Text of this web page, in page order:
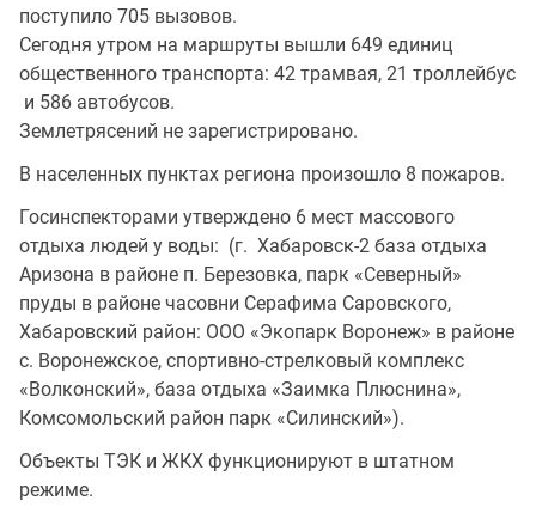
поступило 705 вызовов.
Сегодня утром на маршруты вышли 649 единиц
общественного транспорта: 42 трамвая, 21 троллейбус
и 586 автобусов.
Землетрясений не зарегистрировано.
В населенных пунктах региона произошло 8 пожаров.
Госинспекторами утверждено 6 мест массового
отдыха людей у воды: (г. Хабаровск-2 база отдыха
Аризона в районе п. Березовка, парк «Северный»
пруды в районе часовни Серафима Саровского,
Хабаровский район: ООО «Экопарк Воронеж» в районе
с. Воронежское, спортивно-стрелковый комплекс
«Волконский», база отдыха «Заимка Плюснина»,
Комсомольский район парк «Силинский»).
Объекты ТЭК и ЖКХ функционируют в штатном
режиме.